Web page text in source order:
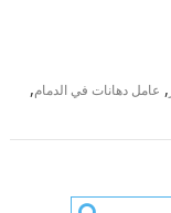
, عامل دهانات في الدمام,